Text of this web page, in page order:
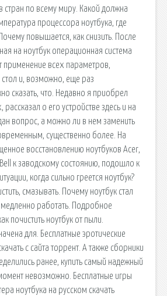
стран по всему миру. Какой должна
процессора ноутбука, где
повышается, как снизить. После
на ноутбук операционная система
применение всех параметров,
стол и, возможно, еще раз
сказать, что. Недавно я приобрел
о его устройстве здесь и на
вопрос, а можно ли в нем заменить
существенно более. На
восстановлению ноутбуков Acer,
к заводскому состоянию, подошло к
когда сильно греется ноутбук?
смазывать. Почему ноутбук стал
медленно работать. Подробное
почистить ноутбук от пыли.
для. Бесплатные эротические
с сайта торрент. А также сборники
ранее, купить самый надежный
невозможно. Бесплатные игры
ноутбука на русском скачать